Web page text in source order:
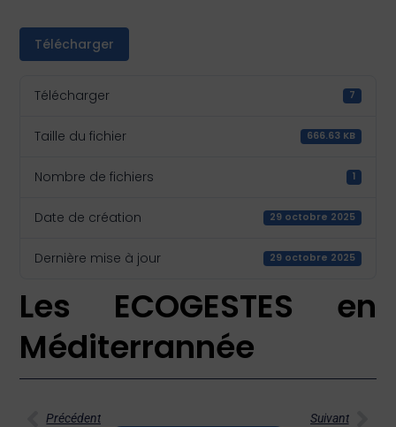
Télécharger
Télécharger 7
Taille du fichier 666.63 KB
Nombre de fichiers 1
Date de création 29 octobre 2025
Dernière mise à jour 29 octobre 2025
Les ECOGESTES en
Méditerrannée
Précédent Suivant